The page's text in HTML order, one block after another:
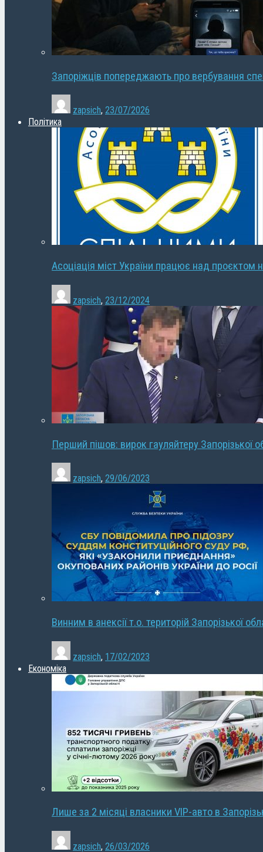
Запоріжців попереджають про вербування
zapsich, 23/07/2026
Політика
Асоціація міст України працює над проєктом
zapsich, 23/12/2024
Перший пішов: вирок гауляйтеру Запорізької
zapsich, 29/06/2023
Винним в анексії т.о. територій Запорізької
zapsich, 17/02/2023
Економіка
Лише за 2 місяці власники VIP-авто в
zapsich, 26/03/2026